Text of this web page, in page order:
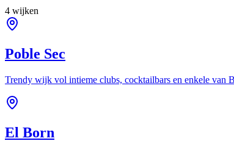
4 wijken
Poble Sec
Trendy wijk vol intieme clubs, cocktailbars en enkele van
El Born